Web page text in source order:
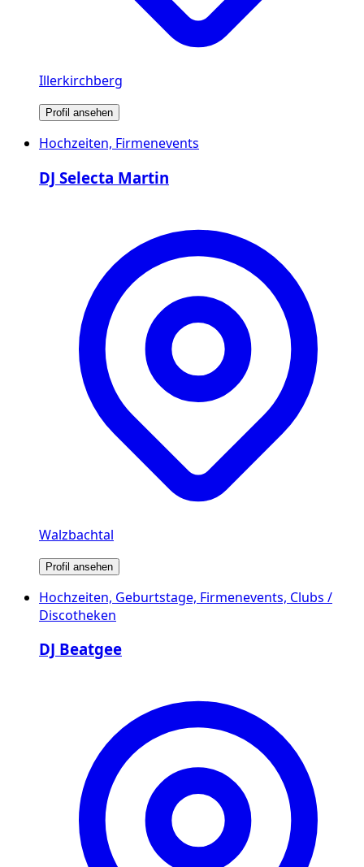
Illerkirchberg
Profil ansehen
Hochzeiten, Firmenevents
DJ Selecta Martin
Walzbachtal
Profil ansehen
Hochzeiten, Geburtstage, Firmenevents, Clubs /
Discotheken
DJ Beatgee